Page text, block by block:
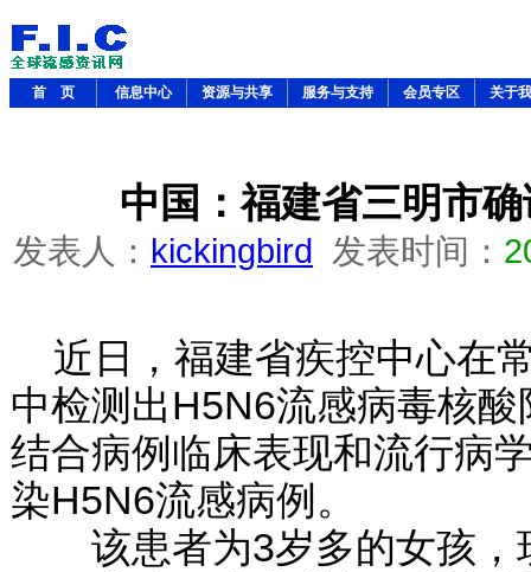
首 页 信息中心 资源与共享 服务与支持 会员专区 关于
中国：福建省三明市
发表人： kickingbird 发表时间：
近日，福建省疾控中心在
中检测出H5N6流感病毒核
结合病例临床表现和流行病
染H5N6流感病例。
该患者为3岁多的女孩，